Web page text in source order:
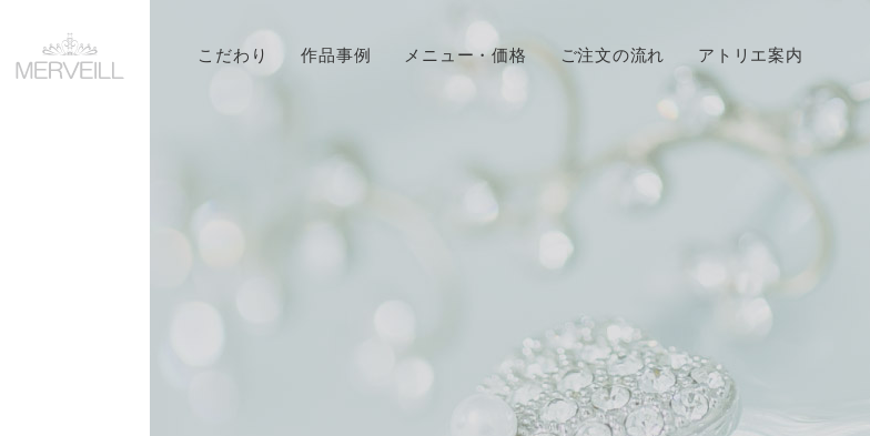
こだわり 作品事例 メニュー・価格 ご注文の流れ アトリエ案内